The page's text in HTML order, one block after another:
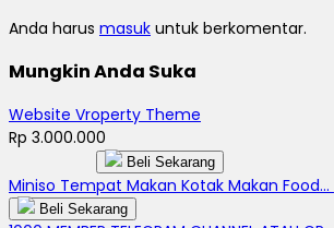
Anda harus masuk untuk berkomentar.
Mungkin Anda Suka
Website Vroperty Theme
Rp 3.000.000
Beli Sekarang
Miniso Tempat Makan Kotak Makan Food...
Beli Sekarang